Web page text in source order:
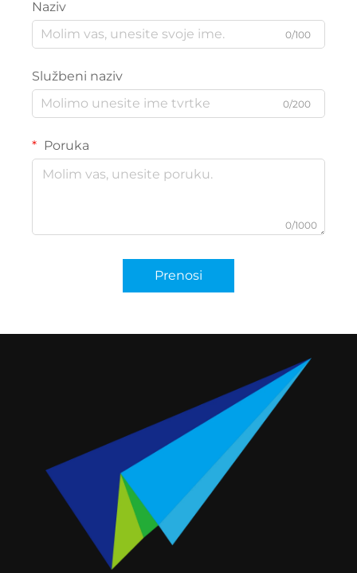
Naziv
0/100
Službeni naziv
0/200
Poruka
0/1000
Prenosi